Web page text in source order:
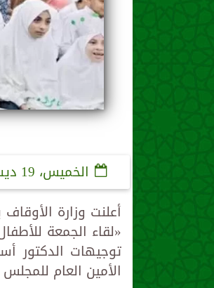
الخميس، 19 ديسمبر 2024
أعلنت وزارة
«لقاء الجمعة
توجيهات الدكتور
الأمين العام